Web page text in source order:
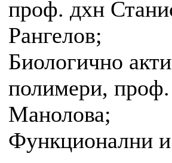
проф. дхн
Рангелов;
Биологично
полимери,
Манолова;
Функционални и